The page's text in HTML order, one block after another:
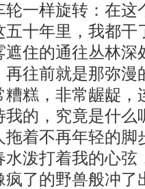
轮一样旋转：在
十年里，我都干
遮住的通往丛林
往前就是那弥漫
糕，非常龌龊，
的，究竟是什么
拖着不再年轻的
泼打着我的心弦
了的野兽般冲了